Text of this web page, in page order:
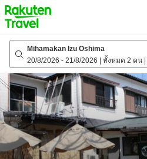
to
top
page
Mihamakan Izu Oshima
20/8/2026 - 21/8/2026 ทั้งหมด 2 คน